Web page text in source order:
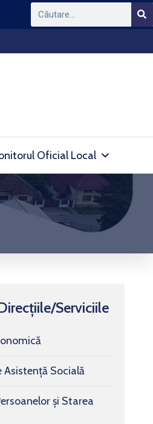
Oficial Local
Serviciile
Asistență Socială
și Starea